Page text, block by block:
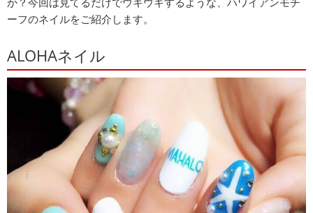
ーフのネイルをご紹介します。
ALOHAネイル